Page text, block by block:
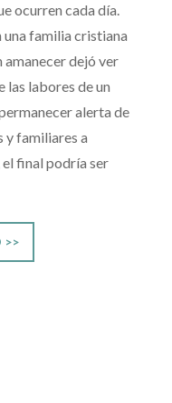
ocurren cada día.
una familia cristiana
amanecer dejó ver
las labores de un
alerta de
y familiares a
final podría ser
>>